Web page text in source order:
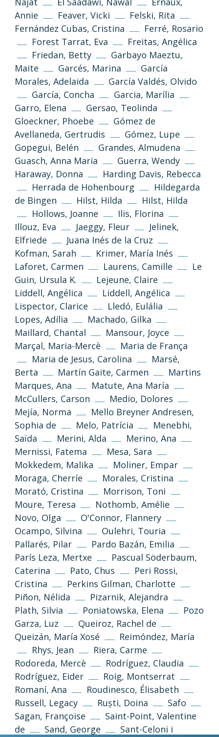
Annie
Feaver, Vicki
Felski, Rita
Fernández Cubas, Cristina
Ferré, Rosario
Forest Tarrat, Eva
Freitas, Angélica
Friedan, Betty
Garbayo Maeztu,
Maite
Garcés, Marina
García
Morales, Adelaida
García Valdés, Olvido
García, Concha
Garcia, Marília
Garro, Elena
Gersao, Teolinda
Gloeckner, Phoebe
Gómez de
Avellaneda, Gertrudis
Gómez, Lupe
Gopegui, Belén
Grandes, Almudena
Guasch, Anna Maria
Guerra, Wendy
Haraway, Donna
Harding Davis, Rebecca
Herrada de Hohenbourg
Hildegarda
de Bingen
Hilst, Hilda
Hilst, Hilda
Hollows, Joanne
Ilis, Florina
Illouz, Eva
Jaeggy, Fleur
Jelinek,
Elfriede
Juana Inés de la Cruz
Kofman, Sarah
Krimer, María Inés
Laforet, Carmen
Laurens, Camille
Le
Guin, Ursula K.
Lejeune, Claire
Liddell, Angélica
Liddell, Angélica
Lispector, Clarice
Lledó, Eulália
Lopes, Adília
Machado, Gilka
Maillard, Chantal
Mansour, Joyce
Marçal, Maria-Mercè
Maria de França
Maria de Jesus, Carolina
Marsé,
Berta
Martín Gaite, Carmen
Martins
Marques, Ana
Matute, Ana María
McCullers, Carson
Medio, Dolores
Mejía, Norma
Mello Breyner Andresen,
Sophia de
Melo, Patrícia
Menebhi,
Saïda
Merini, Alda
Merino, Ana
Mernissi, Fatema
Mesa, Sara
Mokkedem, Malika
Moliner, Empar
Moraga, Cherríe
Morales, Cristina
Morató, Cristina
Morrison, Toni
Moure, Teresa
Nothomb, Amélie
Novo, Olga
O'Connor, Flannery
Ocampo, Silvina
Oulehri, Touria
Pallarés, Pilar
Pardo Bazán, Emilia
París Leza, Mertxe
Pascual Söderbaum,
Caterina
Pato, Chus
Peri Rossi,
Cristina
Perkins Gilman, Charlotte
Piñon, Nélida
Pizarnik, Alejandra
Plath, Silvia
Poniatowska, Elena
Pozo
Garza, Luz
Queiroz, Rachel de
Queizán, María Xosé
Reimóndez, María
Rhys, Jean
Riera, Carme
Rodoreda, Mercè
Rodríguez, Claudia
Rodríguez, Eider
Roig, Montserrat
Romaní, Ana
Roudinesco, Élisabeth
Russell, Legacy
Ruști, Doina
Safo
Sagan, Françoise
Saint-Point, Valentine
de
Sand, George
Sant-Celoni i
(CC-BY-NC-SA 3.0)
Go Top
Unless otherwise stated, the texts and
images on this website are published under
the Creative Commons 3.0 Attribution–
NonCommercial–ShareAlike (CC BY-NC-SA
3.0) license.
Information and standards
Privacy Policy Legal Notice
Cookies Policy
Desenvolupament webEstudi Llimona